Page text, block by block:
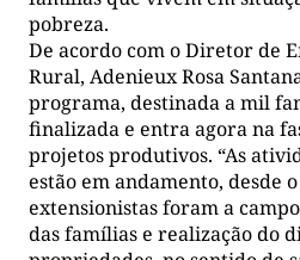
pobreza.
De acordo com o Diretor de
Rural, Adenieux Rosa
programa, destinada a mil
finalizada e entra agora na
projetos produtivos. “As
estão em andamento, desde
extensionistas foram a
das famílias e realização do